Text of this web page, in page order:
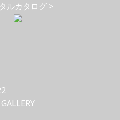
ルカタログ >